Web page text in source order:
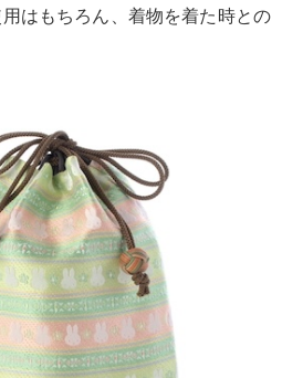
はもちろん、着物を着た時との